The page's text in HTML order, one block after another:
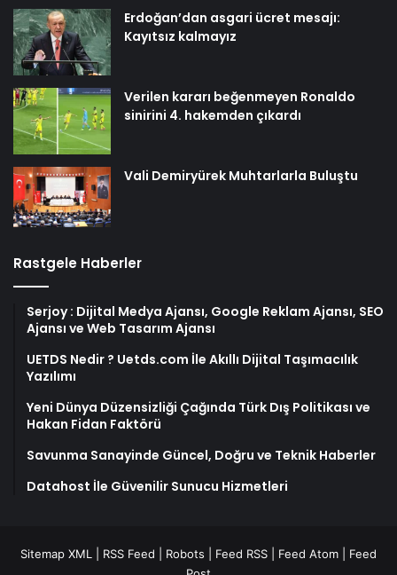
Erdoğan’dan asgari ücret mesajı:
Kayıtsız kalmayız
Verilen kararı beğenmeyen Ronaldo
sinirini 4. hakemden çıkardı
Vali Demiryürek Muhtarlarla Buluştu
Rastgele Haberler
Serjoy : Dijital Medya Ajansı, Google Reklam Ajansı, SEO
Ajansı ve Web Tasarım Ajansı
UETDS Nedir ? Uetds.com İle Akıllı Dijital Taşımacılık
Yazılımı
Yeni Dünya Düzensizliği Çağında Türk Dış Politikası ve
Hakan Fidan Faktörü
Savunma Sanayinde Güncel, Doğru ve Teknik Haberler
Datahost İle Güvenilir Sunucu Hizmetleri
Sitemap XML RSS Feed Robots Feed RSS Feed Atom
Feed